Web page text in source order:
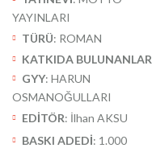
YAYINLARI
TÜRÜ: ROMAN
KATKIDA BULUNANLAR
GYY: HARUN
OSMANOĞULLARI
EDİTÖR: İlhan AKSU
BASKI ADEDİ: 1.000